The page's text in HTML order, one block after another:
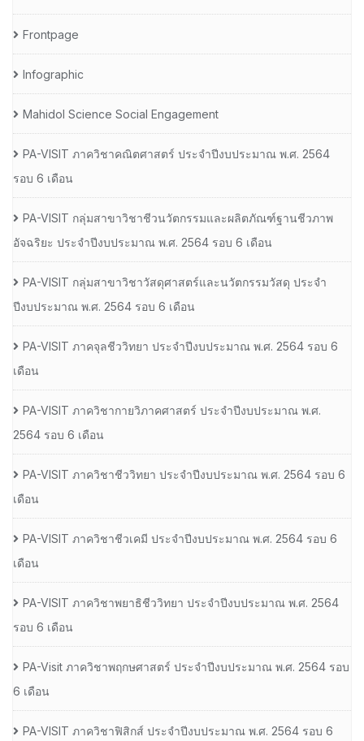
Frontpage
Infographic
Mahidol Science Social Engagement
PA-VISIT ภาควิชาคณิตศาสตร์ ประจำปีงบประมาณ พ.ศ. 2564
รอบ 6 เดือน
PA-VISIT กลุ่มสาขาวิชาชีวนวัตกรรมและผลิตภัณฑ์ฐานชีวภาพ
อัจฉริยะ ประจำปีงบประมาณ พ.ศ. 2564 รอบ 6 เดือน
PA-VISIT กลุ่มสาขาวิชาวัสดุศาสตร์และนวัตกรรมวัสดุ ประจำ
ปีงบประมาณ พ.ศ. 2564 รอบ 6 เดือน
PA-VISIT ภาคจุลชีววิทยา ประจำปีงบประมาณ พ.ศ. 2564 รอบ 6
เดือน
PA-VISIT ภาควิชากายวิภาคศาสตร์ ประจำปีงบประมาณ พ.ศ.
2564 รอบ 6 เดือน
PA-VISIT ภาควิชาชีววิทยา ประจำปีงบประมาณ พ.ศ. 2564 รอบ 6
เดือน
PA-VISIT ภาควิชาชีวเคมี ประจำปีงบประมาณ พ.ศ. 2564 รอบ 6
เดือน
PA-VISIT ภาควิชาพยาธิชีววิทยา ประจำปีงบประมาณ พ.ศ. 2564
รอบ 6 เดือน
PA-Visit ภาควิชาพฤกษศาสตร์ ประจำปีงบประมาณ พ.ศ. 2564 รอบ
6 เดือน
PA-VISIT ภาควิชาฟิสิกส์ ประจำปีงบประมาณ พ.ศ. 2564 รอบ 6